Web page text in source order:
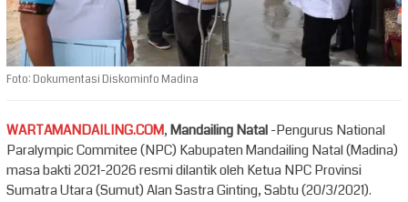
Foto: Dokumentasi Diskominfo Madina
WARTAMANDAILING.COM,Mandailing Natal-Pengurus National
Paralympic Commitee (NPC) Kabupaten Mandailing Natal (Madina)
masa bakti 2021-2026 resmi dilantik oleh Ketua NPC Provinsi
Sumatra Utara (Sumut) Alan Sastra Ginting, Sabtu (20/3/2021).